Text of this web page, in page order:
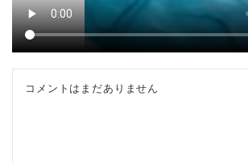
コメントはまだありません